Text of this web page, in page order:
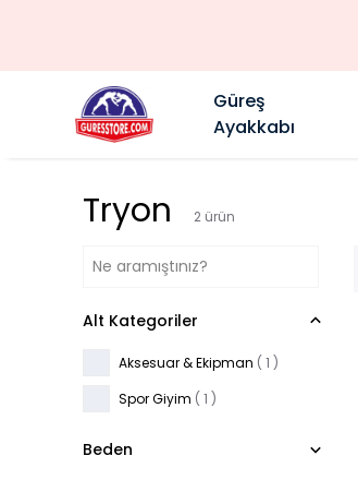
Güreş
Ayakkabı
Tryon 2 ürün
Alt Kategoriler
Aksesuar & Ekipman ( 1 )
Spor Giyim ( 1 )
Beden